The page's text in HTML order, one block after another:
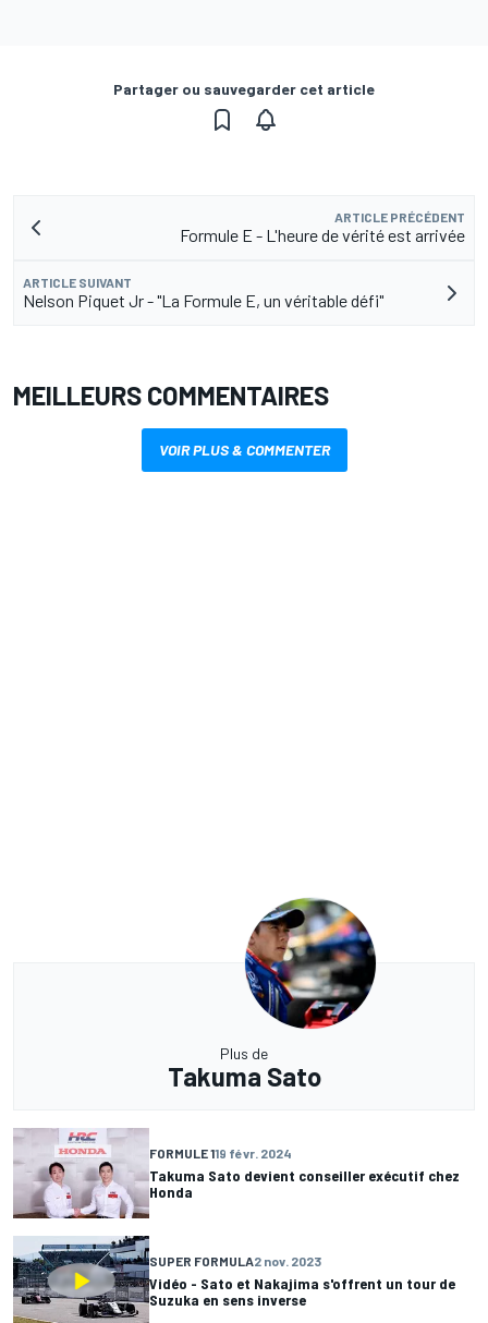
Partager ou sauvegarder cet article
ARTICLE PRÉCÉDENT
Formule E - L'heure de vérité est arrivée
ARTICLE SUIVANT
Nelson Piquet Jr - "La Formule E, un véritable défi"
MEILLEURS COMMENTAIRES
VOIR PLUS & COMMENTER
Plus de
Takuma Sato
FORMULE 119 févr. 2024
Takuma Sato devient conseiller exécutif chez
Honda
SUPER FORMULA2 nov. 2023
Vidéo - Sato et Nakajima s'offrent un tour de
Suzuka en sens inverse